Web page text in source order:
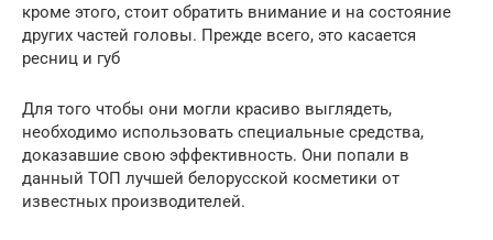
кроме этого, стоит обратить внимание и на состояние
других частей головы. Прежде всего, это касается
ресниц и губ
Для того чтобы они могли красиво выглядеть,
необходимо использовать специальные средства,
доказавшие свою эффективность. Они попали в
данный ТОП лучшей белорусской косметики от
известных производителей.